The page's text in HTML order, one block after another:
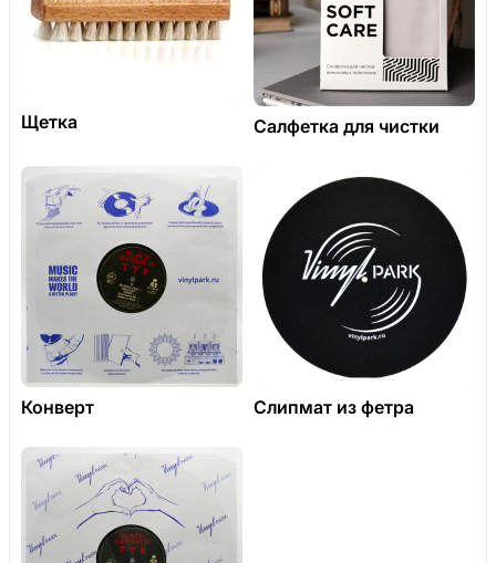
Щетка Салфетка для чистки
Конверт Слипмат из фетра